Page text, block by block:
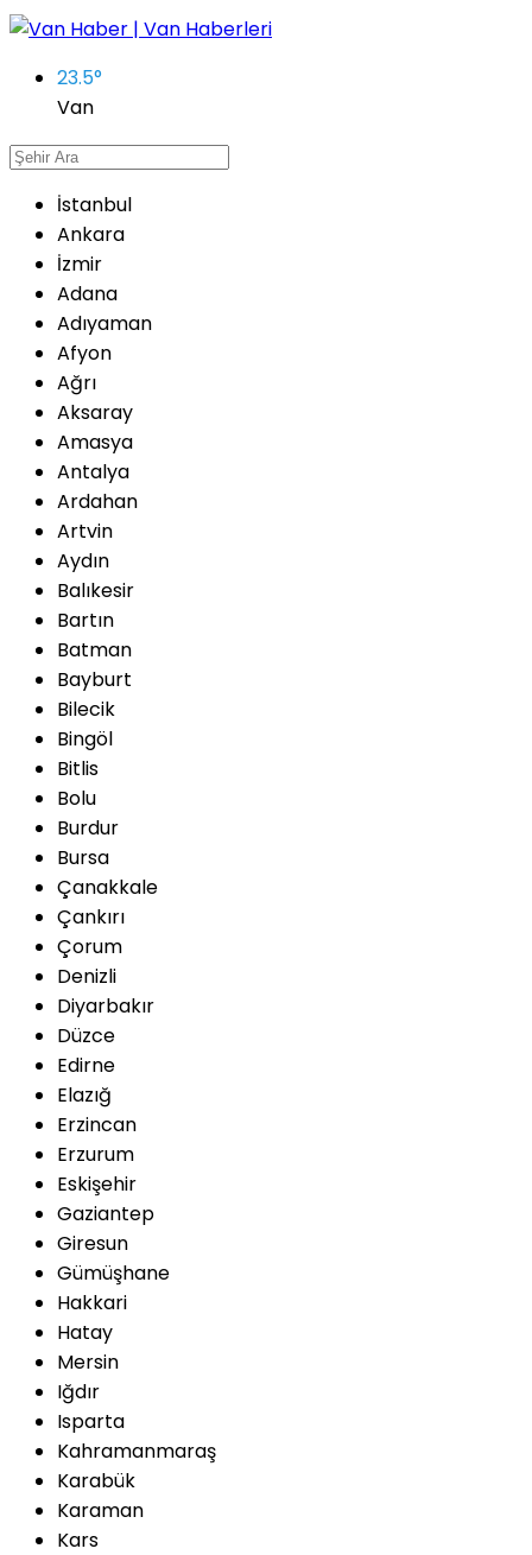
23.5°
Van
İstanbul
Ankara
İzmir
Adana
Adıyaman
Afyon
Ağrı
Aksaray
Amasya
Antalya
Ardahan
Artvin
Aydın
Balıkesir
Bartın
Batman
Bayburt
Bilecik
Bingöl
Bitlis
Bolu
Burdur
Bursa
Çanakkale
Çankırı
Çorum
Denizli
Diyarbakır
Düzce
Edirne
Elazığ
Erzincan
Erzurum
Eskişehir
Gaziantep
Giresun
Gümüşhane
Hakkari
Hatay
Mersin
Iğdır
Isparta
Kahramanmaraş
Karabük
Karaman
Kars